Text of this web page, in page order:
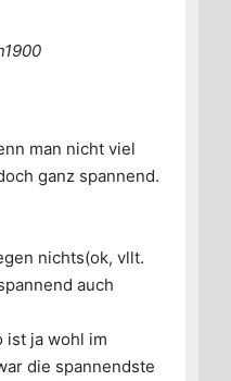
man nicht viel
ganz spannend.
nichts(ok, vllt.
auch
ist ja wohl im
die spannendste